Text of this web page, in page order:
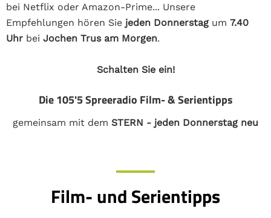
bei Netflix oder Amazon-Prime... Unsere
Empfehlungen hören Sie jeden Donnerstagum 7.40
Uhr bei Jochen Trus am Morgen.
Schalten Sie ein!
Die 105'5 Spreeradio Film- & Serientipps
gemeinsam mit dem STERN - jeden Donnerstag neu
Film- und Serientipps